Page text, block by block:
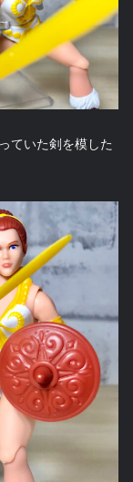
ていた剣を模した